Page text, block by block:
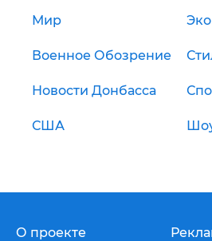
Мир
Военное Обозрение
Новости Донбасса
США
О проекте